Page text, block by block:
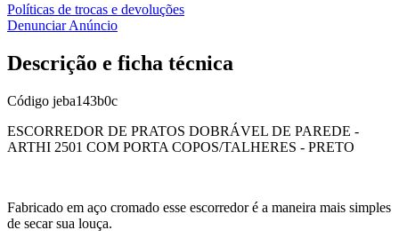
Políticas de trocas e devoluções
Denunciar Anúncio
Descrição e ficha técnica
Código jeba143b0c
ESCORREDOR DE PRATOS DOBRÁVEL DE PAREDE -
ARTHI 2501 COM PORTA COPOS/TALHERES - PRETO
Fabricado em aço cromado esse escorredor é a maneira mais simples
de secar sua louça.